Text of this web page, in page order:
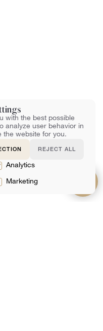
with the best possible
analyze user behavior in
the website for you.
REJECT ALL
Analytics
Marketing